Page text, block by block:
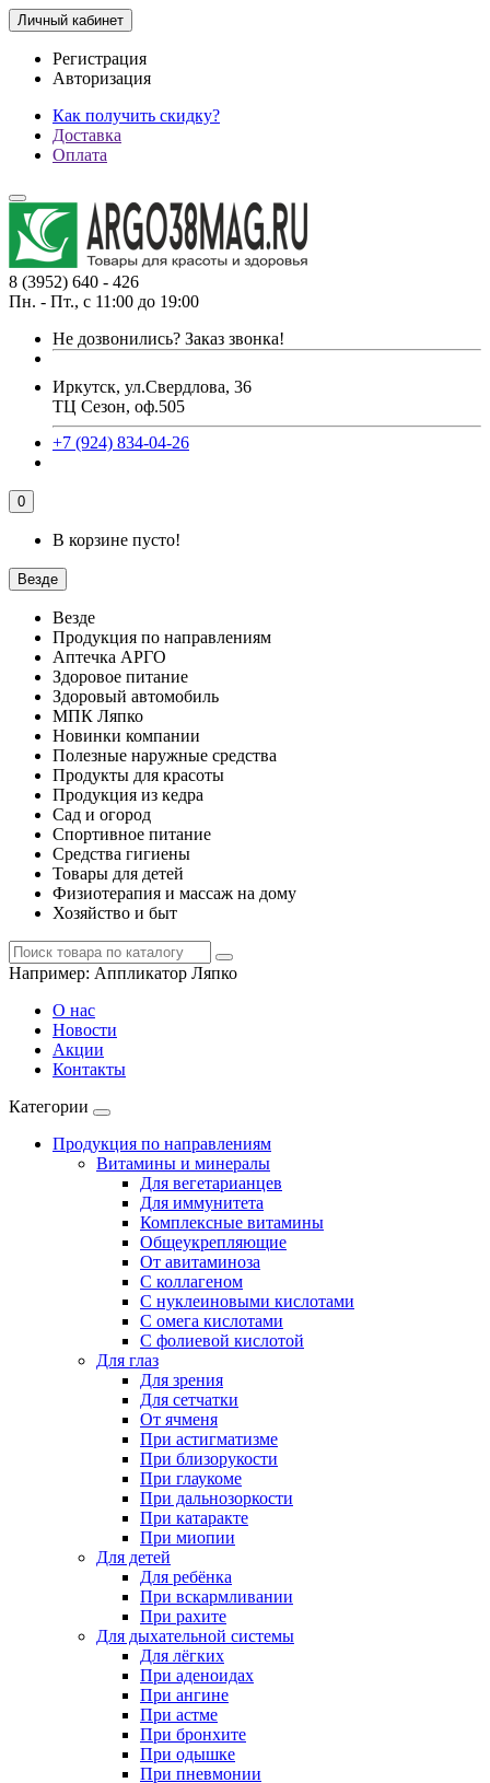
Личный кабинет
Регистрация
Авторизация
Как получить скидку?
Доставка
Оплата
8 (3952) 640 - 426
Пн. - Пт., с 11:00 до 19:00
Не дозвонились? Заказ звонка!
Иркутск, ул.Свердлова, 36
ТЦ Сезон, оф.505
+7 (924) 834-04-26
0
В корзине пусто!
Везде
Везде
Продукция по направлениям
Аптечка АРГО
Здоровое питание
Здоровый автомобиль
МПК Ляпко
Новинки компании
Полезные наружные средства
Продукты для красоты
Продукция из кедра
Сад и огород
Спортивное питание
Средства гигиены
Товары для детей
Физиотерапия и массаж на дому
Хозяйство и быт
Например: Аппликатор Ляпко
О нас
Новости
Акции
Контакты
Категории
Продукция по направлениям
Витамины и минералы
Для вегетарианцев
Для иммунитета
Комплексные витамины
Общеукрепляющие
От авитаминоза
С коллагеном
С нуклеиновыми кислотами
С омега кислотами
С фолиевой кислотой
Для глаз
Для зрения
Для сетчатки
От ячменя
При астигматизме
При близорукости
При глаукоме
При дальнозоркости
При катаракте
При миопии
Для детей
Для ребёнка
При вскармливании
При рахите
Для дыхательной системы
Для лёгких
При аденоидах
При ангине
При астме
При бронхите
При одышке
При пневмонии